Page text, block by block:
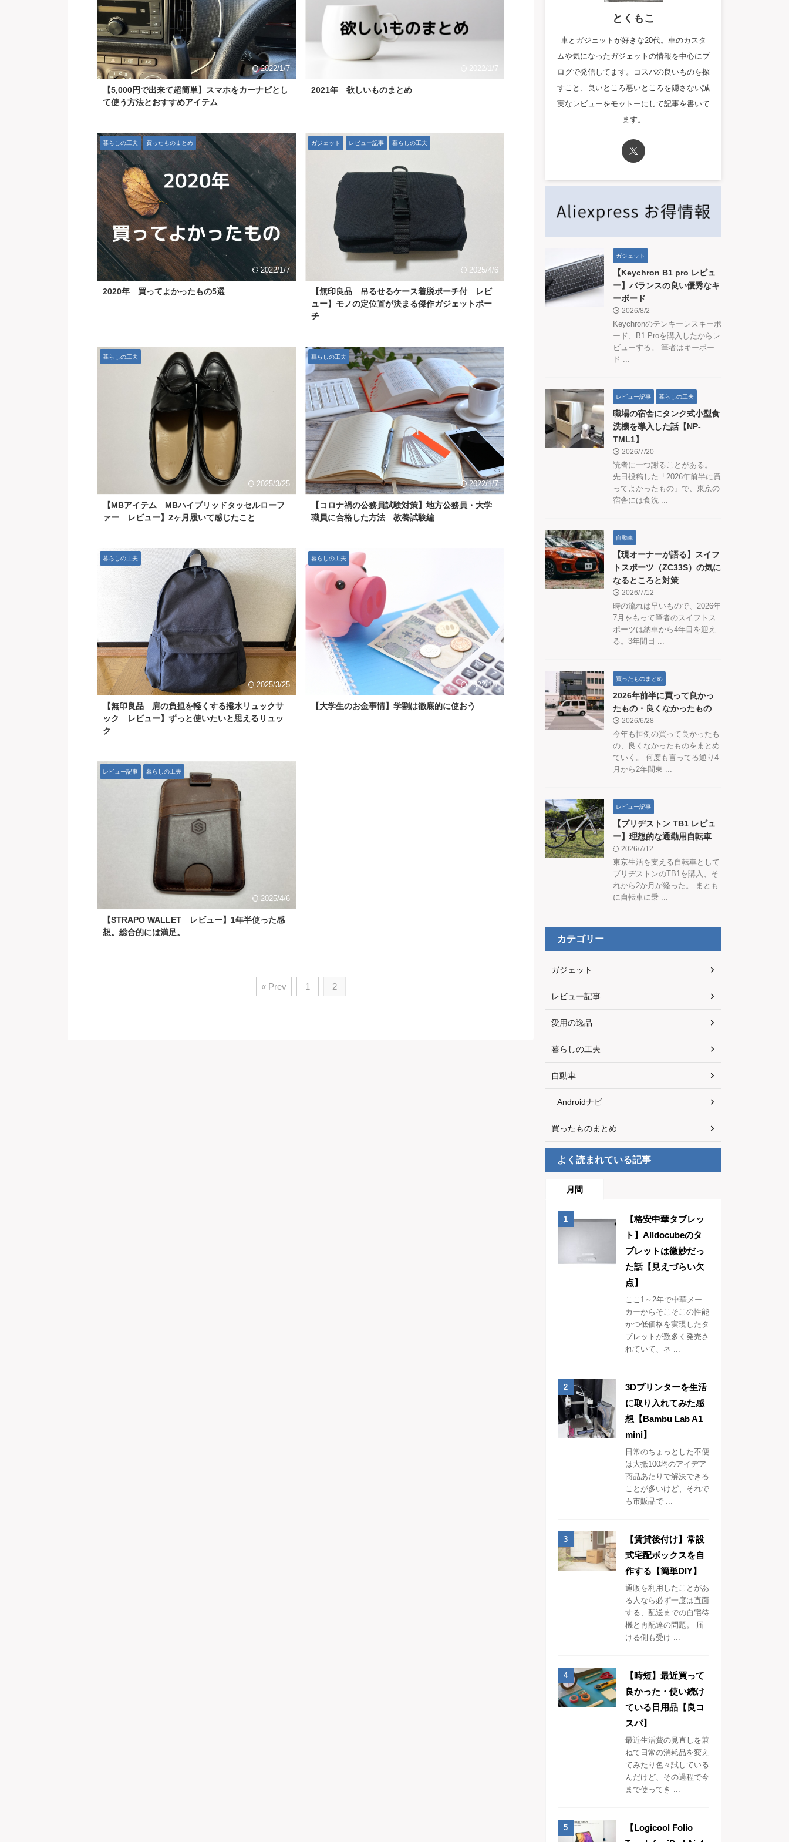
2022/1/7
【5,000円で出来て超簡単】スマホをカーナビとし
て使う方法とおすすめアイテム
2022/1/7
2021年 欲しいものまとめ
暮らしの工夫 買ったものまとめ
2022/1/7
2020年 買ってよかったもの5選
ガジェット レビュー記事 暮らしの工夫
2025/4/6
【無印良品 吊るせるケース着脱ポーチ付 レビ
ュー】モノの定位置が決まる傑作ガジェットポー
チ
暮らしの工夫
2025/3/25
【MBアイテム MBハイブリッドタッセルローフ
ァー レビュー】2ヶ月履いて感じたこと
暮らしの工夫
2022/1/7
【コロナ禍の公務員試験対策】地方公務員・大学
職員に合格した方法 教養試験編
暮らしの工夫
2025/3/25
【無印良品 肩の負担を軽くする撥水リュックサ
ック レビュー】ずっと使いたいと思えるリュッ
ク
暮らしの工夫
2022/1/7
【大学生のお金事情】学割は徹底的に使おう
レビュー記事 暮らしの工夫
2025/4/6
【STRAPO WALLET レビュー】1年半使った感
想。総合的には満足。
« Prev 1 2
とくもこ
車とガジェットが好きな20代。車のカスタ
ムや気になったガジェットの情報を中心にブ
ログで発信してます。コスパの良いものを探
すこと、良いところ悪いところを隠さない誠
実なレビューをモットーにして記事を書いて
ます。
ガジェット
【Keychron B1 pro レビュ
ー】バランスの良い優秀なキ
ーボード
2026/8/2
Keychronのテンキーレスキーボ
ード、B1 Proを購入したからレ
ビューする。 筆者はキーボー
ド ...
レビュー記事 暮らしの工夫
職場の宿舎にタンク式小型食
洗機を導入した話【NP-
TML1】
2026/7/20
読者に一つ謝ることがある。
先日投稿した「2026年前半に買
ってよかったもの」で、東京の
宿舎には食洗 ...
自動車
【現オーナーが語る】スイフ
トスポーツ（ZC33S）の気に
なるところと対策
2026/7/12
時の流れは早いもので、2026年
7月をもって筆者のスイフトス
ポーツは納車から4年目を迎え
る。3年間日 ...
買ったものまとめ
2026年前半に買って良かっ
たもの・良くなかったもの
2026/6/28
今年も恒例の買って良かったも
の、良くなかったものをまとめ
ていく。 何度も言ってる通り4
月から2年間東 ...
レビュー記事
【ブリヂストン TB1 レビュ
ー】理想的な通勤用自転車
2026/7/12
東京生活を支える自転車として
ブリヂストンのTB1を購入、そ
れから2か月が経った。 まとも
に自転車に乗 ...
カテゴリー
ガジェット
レビュー記事
愛用の逸品
暮らしの工夫
自動車
Androidナビ
買ったものまとめ
よく読まれている記事
月間
【格安中華タブレッ
ト】Alldocubeのタ
ブレットは微妙だっ
た話【見えづらい欠
点】
ここ1～2年で中華メー
カーからそこそこの性能
かつ低価格を実現したタ
ブレットが数多く発売さ
れていて、ネ ...
3Dプリンターを生活
に取り入れてみた感
想【Bambu Lab A1
mini】
日常のちょっとした不便
は大抵100均のアイデア
商品あたりで解決できる
ことが多いけど、それで
も市販品で ...
【賃貸後付け】常設
式宅配ボックスを自
作する【簡単DIY】
通販を利用したことがあ
る人なら必ず一度は直面
する、配送までの自宅待
機と再配達の問題。 届
ける側も受け ...
【時短】最近買って
良かった・使い続け
ている日用品【良コ
スパ】
最近生活費の見直しを兼
ねて日常の消耗品を変え
てみたり色々試している
んだけど、その過程で今
まで使ってき ...
【Logicool Folio